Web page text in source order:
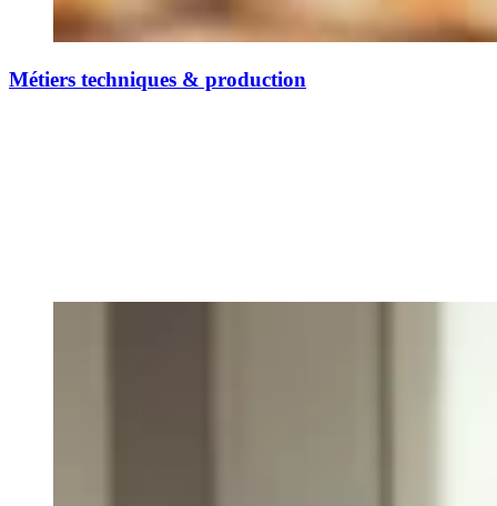
Métiers techniques & production